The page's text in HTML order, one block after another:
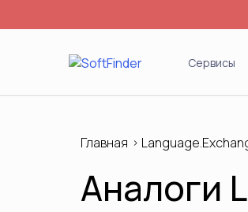
Сервисы
Войти
Главная
Аналоги